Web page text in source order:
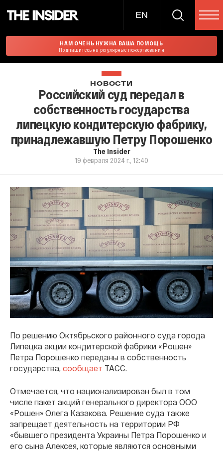
EN
НАМ ОЧЕНЬ НУЖНА ВАША ПОМОЩЬ
Подпишитесь на регулярные пожертвования
НОВОСТИ
Российский суд передал в
собственность государства
липецкую кондитерскую фабрику,
принадлежавшую Петру Порошенко
The Insider
19 февраля 2024 г., 12:40
По решению Октябрьского районного суда города
Липецка акции кондитерской фабрики «Рошен»
Петра Порошенко переданы в собственность
государства, сообщает ТАСС.
Отмечается, что национализирован был в том
числе пакет акций генерального директора ООО
«Рошен» Олега Казакова. Решение суда также
запрещает деятельность на территории РФ
«бывшего президента Украины Петра Порошенко и
его сына Алексея, которые являются основными